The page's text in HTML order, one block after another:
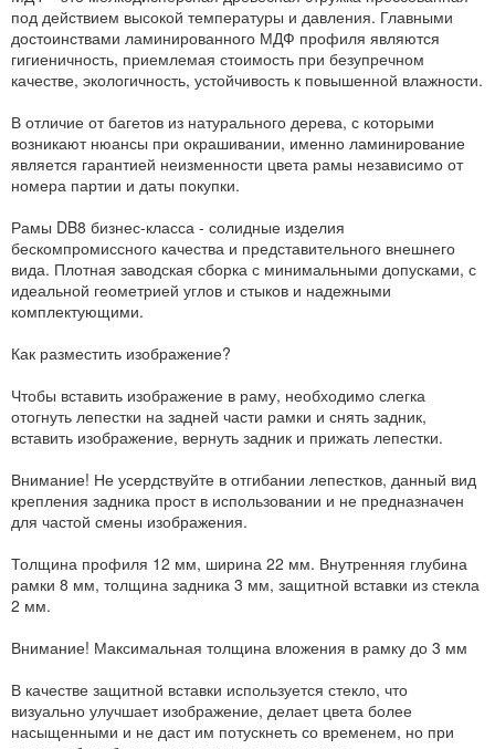
под действием высокой температуры и давления. Главными
достоинствами ламинированного МДФ профиля являются
гигиеничность, приемлемая стоимость при безупречном
качестве, экологичность, устойчивость к повышенной влажности.
В отличие от багетов из натурального дерева, с которыми
возникают нюансы при окрашивании, именно ламинирование
является гарантией неизменности цвета рамы независимо от
номера партии и даты покупки.
Рамы DB8 бизнес-класса - солидные изделия
бескомпромиссного качества и представительного внешнего
вида. Плотная заводская сборка с минимальными допусками, с
идеальной геометрией углов и стыков и надежными
комплектующими.
Как разместить изображение?
Чтобы вставить изображение в раму, необходимо слегка
отогнуть лепестки на задней части рамки и снять задник,
вставить изображение, вернуть задник и прижать лепестки.
Внимание! Не усердствуйте в отгибании лепестков, данный вид
крепления задника прост в использовании и не предназначен
для частой смены изображения.
Толщина профиля 12 мм, ширина 22 мм. Внутренняя глубина
рамки 8 мм, толщина задника 3 мм, защитной вставки из стекла
2 мм.
Внимание! Максимальная толщина вложения в рамку до 3 мм
В качестве защитной вставки используется стекло, что
визуально улучшает изображение, делает цвета более
насыщенными и не даст им потускнеть со временем, но при